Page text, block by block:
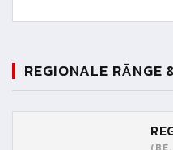
REGIONALE RÄNGE